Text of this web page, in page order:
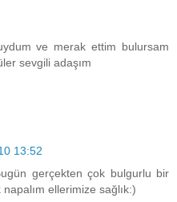
ve merak ettim bulursam
sevgili adaşım
13:52
gerçekten çok bulgurlu bir
ellerimize sağlık:)